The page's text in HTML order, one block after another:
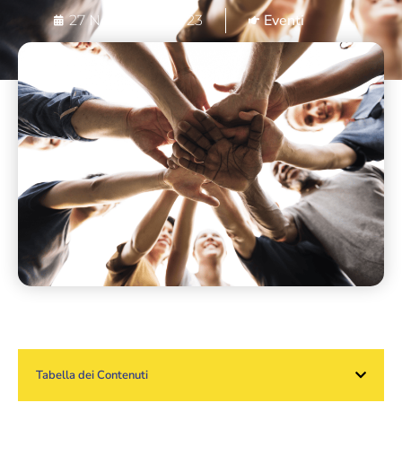
27 Novembre 2023 Eventi
Tabella dei Contenuti